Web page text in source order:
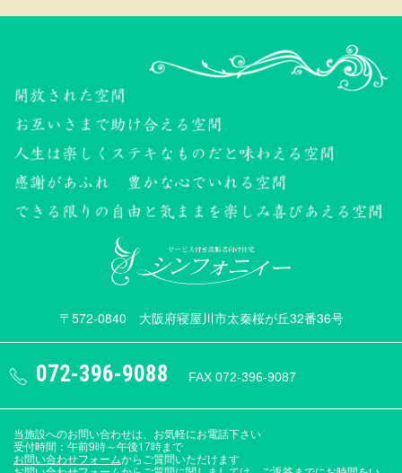
〒572-0840 大阪府寝屋川市太秦桜が丘32番36号
072-396-9088 FAX 072-396-9087
当施設へのお問い合わせは、お気軽にお電話下さい
受付時間：午前9時～午後17時まで
お問い合わせフォームからご質問いただけます